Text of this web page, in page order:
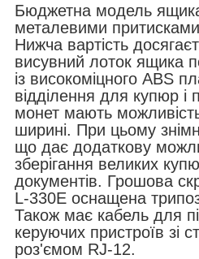
Бюджетна модель
металевими
Нижча вартість
висувний лоток ящика
із високоміцного ABS
відділення для купюр і
монет мають
ширині. При цьому
що дає додаткову
зберігання великих
документів. Грошова
L-330E оснащена
Також має кабель для
керуючих пристроїв зі
роз'ємом RJ-12.